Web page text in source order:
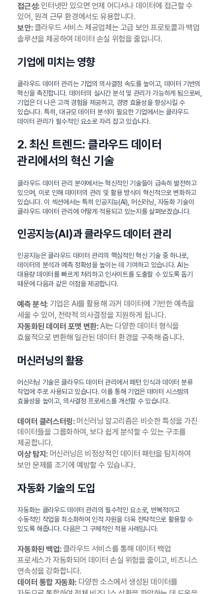
접근성:인터넷만 있으면 언제 어디서나 데이터에 접근할 수
있어, 원격 근무 환경에서도 유용합니다.
보안:클라우드 서비스 제공업체는 고급 보안 프로토콜과 백업
솔루션을 제공하여 데이터 손실 위험을 줄입니다.
기업에 미치는 영향
클라우드 데이터 관리는 기업의 의사결정 속도를 높이고, 데이터 기반의
혁신을 촉진합니다. 데이터의 실시간 분석 및 관리가 가능하게 됨으로써,
기업은 더 나은 고객 경험을 제공하고, 경영 효율성을 향상시킬 수
있습니다. 특히, 대규모 데이터 분석이 필요한 기업에서는 클라우드
데이터 관리가 필수적인 요소로 자리 잡고 있습니다.
2. 최신 트렌드: 클라우드 데이터
관리에서의 혁신 기술
클라우드 데이터 관리 분야에서는 혁신적인 기술들이 급속히 발전하고
있으며, 이로 인해 데이터의 관리 및 활용 방식이 혁신적으로 변화하고
있습니다. 이 섹션에서는 특히 인공지능(AI), 머신러닝, 자동화 기술이
클라우드 데이터 관리에 어떻게 적용되고 있는지를 살펴보겠습니다.
인공지능(AI)과 클라우드 데이터 관리
인공지능은 클라우드 데이터 관리의 핵심적인 혁신 기술 중 하나로,
데이터의 분석과 예측 정확성을 높이는 데 기여하고 있습니다. AI는
대용량 데이터를 빠르게 처리하고 인사이트를 도출할 수 있도록 돕기
때문에 다음과 같은 이점을 제공합니다.
예측 분석:기업은 AI를 활용해 과거 데이터에 기반한 예측을
세울 수 있어, 전략적 의사결정을 지원하게 됩니다.
자동화된 데이터 포맷 변환:AI는 다양한 데이터 형식을
효율적으로 변환해 일관된 데이터 환경을 구축해 줍니다.
머신러닝의 활용
머신러닝 기술은 클라우드 데이터 관리에서 패턴 인식과 데이터 분류
작업에 주로 사용되고 있습니다. 이를 통해 기업은 데이터 시스템의
효율성을 높이고, 의사결정 프로세스를 개선할 수 있습니다.
데이터 클러스터링:머신러닝 알고리즘은 비슷한 특성을 가진
데이터들을 그룹화하여, 보다 쉽게 분석할 수 있는 구조를
제공합니다.
이상 탐지:머신러닝은 비정상적인 데이터 패턴을 탐지하여
보안 문제를 조기에 예방할 수 있습니다.
자동화 기술의 도입
자동화는 클라우드 데이터 관리의 필수적인 요소로, 반복적이고
수동적인 작업을 최소화하여 인적 자원을 더욱 전략적으로 활용할 수
있도록 해줍니다. 다음은 그 구체적인 적용 사례입니다.
자동화된 백업:클라우드 서비스를 통해 데이터 백업
프로세스가 자동화되어 데이터 손실 위험을 줄이고, 비즈니스
연속성을 강화합니다.
데이터 통합 자동화:다양한 소스에서 생성된 데이터를